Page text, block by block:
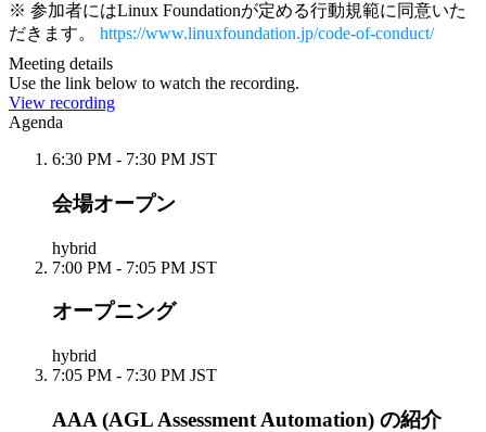
※ 参加者にはLinux Foundationが定める行動規範に同意いた
だきます。 https://www.linuxfoundation.jp/code-of-conduct/
Meeting details
Use the link below to watch the recording.
View recording
Agenda
6:30 PM - 7:30 PM JST
会場オープン
hybrid
7:00 PM - 7:05 PM JST
オープニング
hybrid
7:05 PM - 7:30 PM JST
AAA (AGL Assessment Automation) の紹介